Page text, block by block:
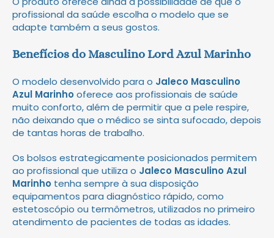
profissional da saúde escolha o modelo que se
adapte também a seus gostos.
Benefícios do Masculino Lord Azul Marinho
O modelo desenvolvido para o Jaleco Masculino
Azul Marinhooferece aos profissionais de saúde
muito conforto, além de permitir que a pele respire,
não deixando que o médico se sinta sufocado, depois
de tantas horas de trabalho.
Os bolsos estrategicamente posicionados permitem
ao profissional que utiliza o Jaleco Masculino Azul
Marinho tenha sempre à sua disposição
equipamentos para diagnóstico rápido, como
estetoscópio ou termômetros, utilizados no primeiro
atendimento de pacientes de todas as idades.